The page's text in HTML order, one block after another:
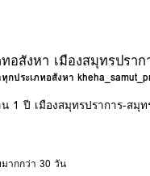
อสังหา เมืองสมุทรปรา
ทุกประเภทอสังหา
1 ปี เมืองสมุทรปราการ-สมุท
ากกว่า 30 วัน